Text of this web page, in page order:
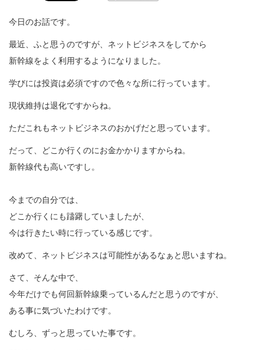
今日のお話です。
最近、ふと思うのですが、ネットビジネスをしてから
新幹線をよく利用するようになりました。
学びには投資は必須ですので色々な所に行っています。
現状維持は退化ですからね。
ただこれもネットビジネスのおかげだと思っています。
だって、どこか行くのにお金かかりますからね。
新幹線代も高いですし。
今までの自分では、
どこか行くにも躊躇していましたが、
今は行きたい時に行っている感じです。
改めて、ネットビジネスは可能性があるなぁと思いますね。
さて、そんな中で、
今年だけでも何回新幹線乗っているんだと思うのですが、
ある事に気づいたわけです。
むしろ、ずっと思っていた事です。